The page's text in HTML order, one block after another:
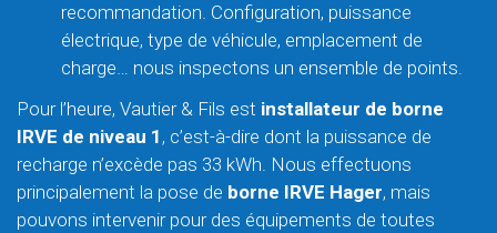
recommandation. Configuration, puissance
électrique, type de véhicule, emplacement de
charge… nous inspectons un ensemble de points.
Pour l’heure, Vautier & Fils est installateur de borne
IRVE de niveau 1 , c’est-à-dire dont la puissance de
recharge n’excède pas 33 kWh. Nous effectuons
principalement la pose de borne IRVE Hager, mais
pouvons intervenir pour des équipements de toutes